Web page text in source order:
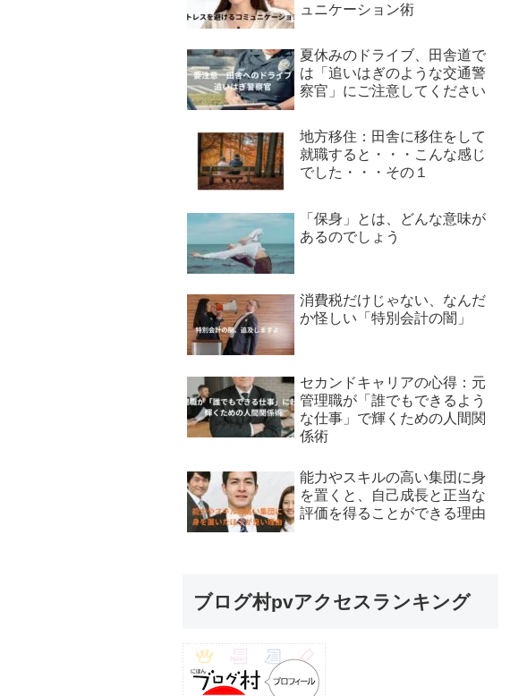
ュニケーション術
夏休みのドライブ、田舎道で
は「追いはぎのような交通警
察官」にご注意してください
地方移住：田舎に移住をして
就職すると・・・こんな感じ
でした・・・その１
「保身」とは、どんな意味が
あるのでしょう
消費税だけじゃない、なんだ
か怪しい「特別会計の闇」
セカンドキャリアの心得：元
管理職が「誰でもできるよう
な仕事」で輝くための人間関
係術
能力やスキルの高い集団に身
を置くと、自己成長と正当な
評価を得ることができる理由
ブログ村pvアクセスランキング